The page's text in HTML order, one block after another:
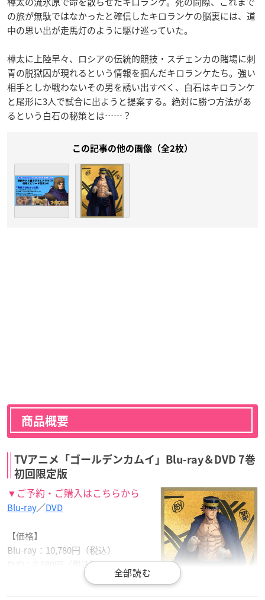
の旅が無駄ではなかったと確信したキロランケの脳裏には、道
中の思い出が走馬灯のように駆け巡っていた。
樺太に上陸早々、ロシアの伝統的競技・スチェンカの賭場に刺
青の脱獄囚が現れるという情報を掴んだキロランケたち。強い
相手としか戦わないその男を誘い出すべく、白石はキロランケ
と尾形に3人で試合に出ようと提案する。絶対に勝つ方法があ
るという白石の秘策とは……？
この記事の他の画像（全2枚）
商品概要
TVアニメ「ゴールデンカムイ」Blu-ray＆DVD 7巻
初回限定版
▼ご予約・ご購入はこちらから
Blu-ray／DVD
【価格】
Blu-ray：10,780円（税込）
DVD：9,680円（税込）